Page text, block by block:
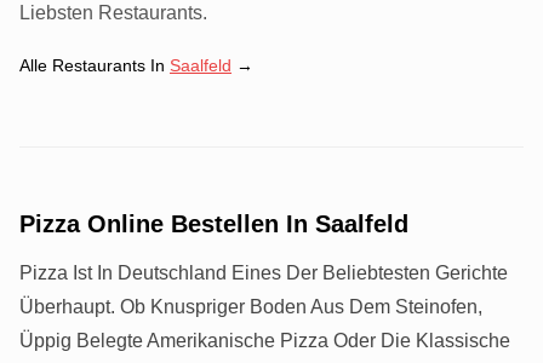
Liebsten Restaurants.
Alle Restaurants In Saalfeld →
Pizza Online Bestellen In Saalfeld
Pizza Ist In Deutschland Eines Der Beliebtesten Gerichte
Überhaupt. Ob Knuspriger Boden Aus Dem Steinofen,
Üppig Belegte Amerikanische Pizza Oder Die Klassische